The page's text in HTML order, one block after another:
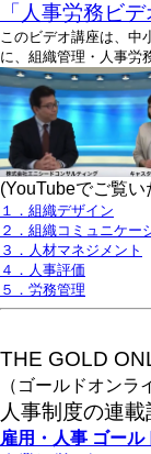
「人事労務ビデ
このビデオ講座は、中
に、組織管理・人事労
(YouTubeでご覧い
１．組織デザイン
２．組織コミュニケー
３．人材マネジメント
４．人事評価
５．労務管理
THE GOLD
（ゴールドオンラ
人事制度の連載
雇用・人事 ゴール